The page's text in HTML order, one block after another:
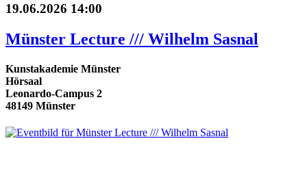
19.06.2026 14:00
Münster Lecture /// Wilhelm Sasnal
Kunstakademie Münster
Hörsaal
Leonardo-Campus 2
48149 Münster